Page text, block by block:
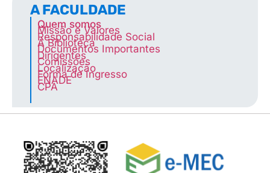
A FACULDADE
Quem somos
Missão e Valores
Responsabilidade Social
A Biblioteca
Documentos Importantes
Dirigentes
Comissões
Localização
Forma de Ingresso
ENADE
CPA